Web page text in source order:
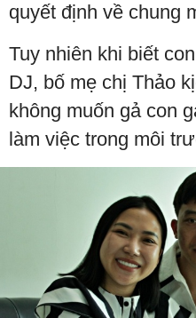
quyết định về chung
Tuy nhiên khi biết
DJ, bố mẹ chị Thảo
không muốn gả con
làm việc trong môi